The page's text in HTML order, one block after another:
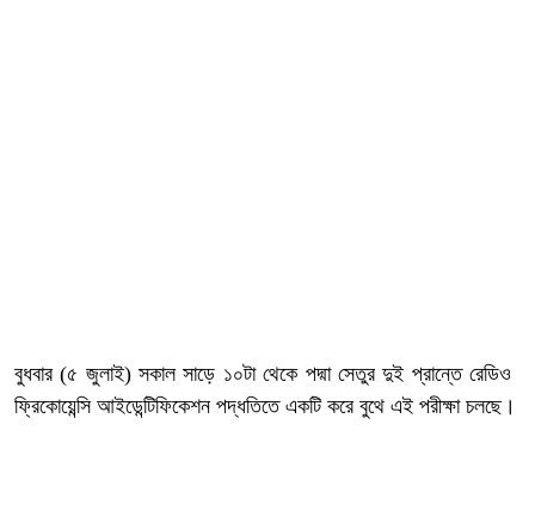
বুধবার (৫ জুলাই) সকাল সাড়ে ১০টা থেকে পদ্মা সেতুর দুই প্রান্তে রেডিও
ফ্রিকোয়েন্সি আইডেন্টিফিকেশন পদ্ধতিতে একটি করে বুথে এই পরীক্ষা চলছে।